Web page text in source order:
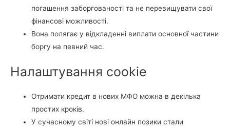
погашення заборгованості та не перевищувати свої
фінансові можливості.
Вона полягає у відкладенні виплати основної частини
боргу на певний час.
Налаштування cookie
Отримати кредит в нових МФО можна в декілька
простих кроків.
У сучасному світі нові онлайн позики стали